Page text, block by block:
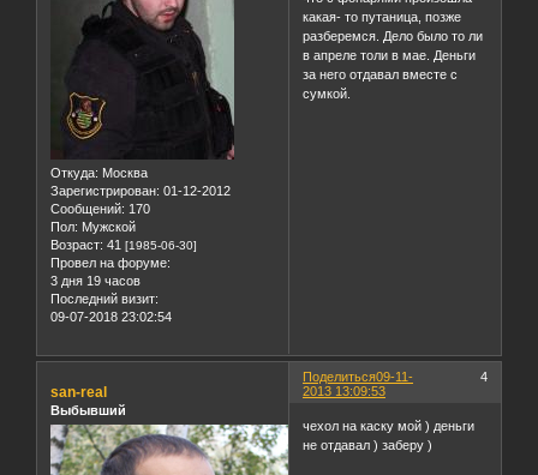
Откуда: Москва
Зарегистрирован: 01-12-2012
Сообщений: 170
Пол: Мужской
Возраст: 41 [1985-06-30]
Провел на форуме:
3 дня 19 часов
Последний визит:
09-07-2018 23:02:54
какая- то путаница, позже
разберемся. Дело было то ли
в апреле толи в мае. Деньги
за него отдавал вместе с
сумкой.
Поделиться 4
09-11-
2013 13:09:53
san-real
Выбывший
чехол на каску мой ) деньги
не отдавал ) заберу )